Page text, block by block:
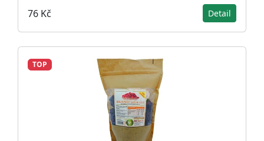
76 Kč Detail
TOP